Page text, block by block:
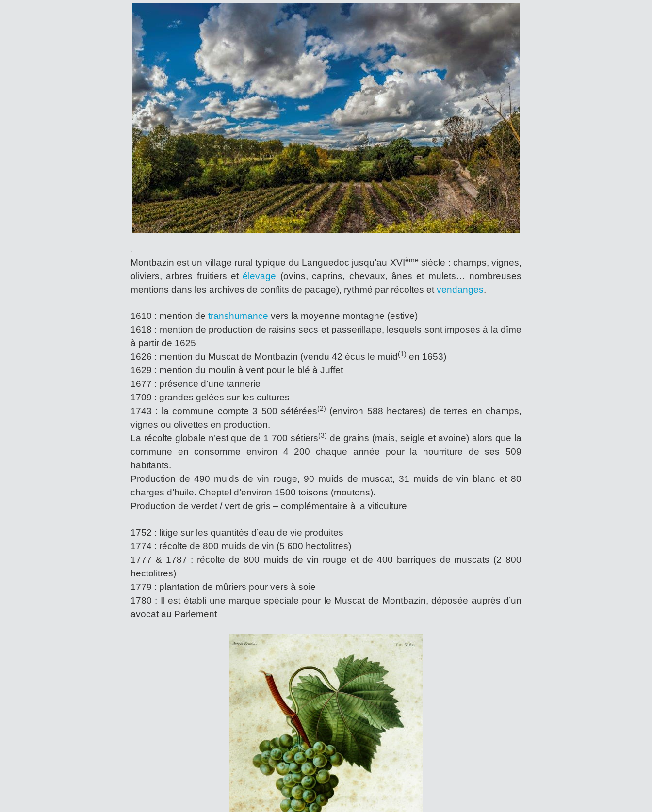
.
Montbazin est un village rural typique du Languedoc jusqu’au XVIème siècle : champs, vignes,
oliviers, arbres fruitiers etélevage (ovins, caprins, chevaux, ânes et mulets… nombreuses
mentions dans les archives de conflits de pacage), rythmé par récoltes et vendanges.
1610 : mention de transhumance vers la moyenne montagne (estive)
1618 : mention de production de raisins secs et passerillage, lesquels sont imposés à la dîme
à partir de 1625
1626 : mention du Muscat de Montbazin (vendu 42 écus le muid (1) en 1653)
1629 : mention du moulin à vent pour le blé à Juffet
1677 : présence d’une tannerie
1709 : grandes gelées sur les cultures
1743 : la commune compte 3 500 sétérées(2) (environ 588 hectares) de terres en champs,
vignes ou olivettes en production.
La récolte globale n’est que de 1 700 sétiers(3) de grains (mais, seigle et avoine) alors que la
commune en consomme environ 4 200 chaque année pour la nourriture de ses 509
habitants.
Production de 490 muids de vin rouge, 90 muids de muscat, 31 muids de vin blanc et 80
charges d’huile. Cheptel d’environ 1500 toisons (moutons).
Production de verdet / vert de gris – complémentaire à la viticulture
1752 : litige sur les quantités d’eau de vie produites
1774 : récolte de 800 muids de vin (5 600 hectolitres)
1777 & 1787 : récolte de 800 muids de vin rouge et de 400 barriques de muscats (2 800
hectolitres)
1779 : plantation de mûriers pour vers à soie
1780 : Il est établi une marque spéciale pour le Muscat de Montbazin, déposée auprès d’un
avocat au Parlement